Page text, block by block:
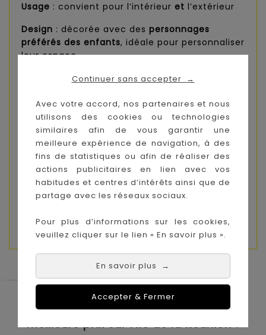
Continuer sans accepter →
Avec votre accord, nos partenaires et nous
utilisons des cookies ou technologies
similaires afin de vous garantir une
meilleure expérience de navigation, à des
fins de statistiques ou afin de réaliser des
actions publicitaires en lien avec vos
habitudes et centres d’intérêts ainsi que de
partage avec les réseaux sociaux.
Pour plus d’informations sur les cookies,
veuillez cliquer sur le lien « En savoir plus ».
En savoir plus →
Accepter & Fermer
Usage : convient pour l’intérieur et l’extérieur
Design : décorée avec des personnages
préférés des enfants, idéale pour personnaliser
leur espace
Fonctionnalité:
Empilable: gain de place si vous en possédez
plusieurs
Plateau avec renfoncements
: permet de
ranger crayons et petits accessoires
Sécurité et durabilité: structure stable,
matériaux sûrs pour les enfants
prendre un goûter
Le Coin des Petits propose les plus
grandes marques de puériculture aux
meilleurs prix sur l'île de la Réunion !